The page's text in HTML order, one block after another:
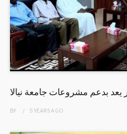
يعد بدعم مشروعات جامعة نيالا
BY 5 YEARSAGO